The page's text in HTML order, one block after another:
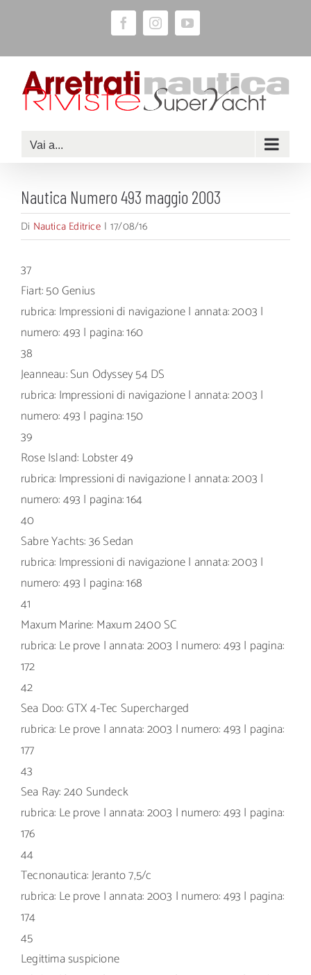
contenuto
FacebookInstagramYouTube
Vai a...
Nautica Numero 493 maggio 2003
Di Nautica Editrice | 17/08/16
37
Fiart: 50 Genius
rubrica: Impressioni di navigazione | annata: 2003 |
numero: 493 | pagina: 160
38
Jeanneau: Sun Odyssey 54 DS
rubrica: Impressioni di navigazione | annata: 2003 |
numero: 493 | pagina: 150
39
Rose Island: Lobster 49
rubrica: Impressioni di navigazione | annata: 2003 |
numero: 493 | pagina: 164
40
Sabre Yachts: 36 Sedan
rubrica: Impressioni di navigazione | annata: 2003 |
numero: 493 | pagina: 168
41
Maxum Marine: Maxum 2400 SC
rubrica: Le prove | annata: 2003 | numero: 493 | pagina:
172
42
Sea Doo: GTX 4-Tec Supercharged
rubrica: Le prove | annata: 2003 | numero: 493 | pagina:
177
43
Sea Ray: 240 Sundeck
rubrica: Le prove | annata: 2003 | numero: 493 | pagina:
176
44
Tecnonautica: Jeranto 7,5/c
rubrica: Le prove | annata: 2003 | numero: 493 | pagina:
174
45
Legittima suspicione